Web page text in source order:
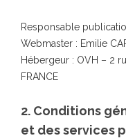
Responsable
Webmaster : Emilie
Hébergeur : OVH – 2
FRANCE
2. Conditions
et des services